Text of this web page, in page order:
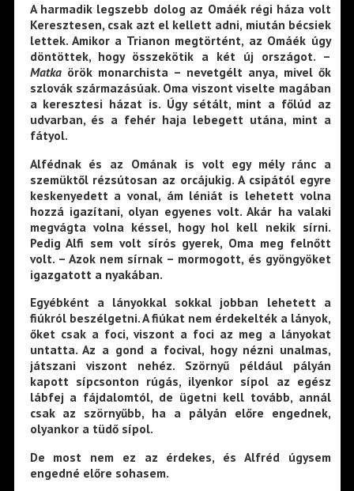
A harmadik legszebb dolog az Omáék régi háza volt
Keresztesen, csak azt el kellett adni, miután bécsiek
lettek. Amikor a Trianon megtörtént, az Omáék úgy
döntöttek, hogy összekötik a két új országot. –
Matkaörök monarchista – nevetgélt anya, mivel ők
szlovák származásúak. Oma viszont viselte magában
a keresztesi házat is. Úgy sétált, mint a főlúd az
udvarban, és a fehér haja lebegett utána, mint a
fátyol.
Alfédnak és az Omának is volt egy mély ránc a
szemüktől rézsútosan az orcájukig. A csipától egyre
keskenyedett a vonal, ám léniát is lehetett volna
hozzá igazítani, olyan egyenes volt. Akár ha valaki
megvágta volna késsel, hogy hol kell nekik sírni.
Pedig Alfi sem volt sírós gyerek, Oma meg felnőtt
volt. – Azok nem sírnak – mormogott, és gyöngyöket
igazgatott a nyakában.
Egyébként a lányokkal sokkal jobban lehetett a
fiúkról beszélgetni. A fiúkat nem érdekelték a lányok,
őket csak a foci, viszont a foci az meg a lányokat
untatta. Az a gond a focival, hogy nézni unalmas,
játszani viszont nehéz. Szörnyű például pályán
kapott sípcsonton rúgás, ilyenkor sípol az egész
lábfej a fájdalomtól, de ügetni kell tovább, annál
csak az szörnyűbb, ha a pályán előre engednek,
olyankor a tüdő sípol.
De most nem ez az érdekes, és Alfréd úgysem
engedné előre sohasem.